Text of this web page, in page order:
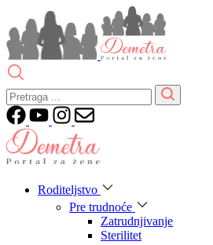
Roditeljstvo
Pre trudnoće
Zatrudnjivanje
Sterilitet